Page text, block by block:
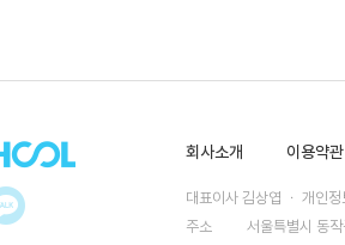
회사소개 이용약관
대표이사 김상엽 ㆍ 개인
주소
서울특별시 동